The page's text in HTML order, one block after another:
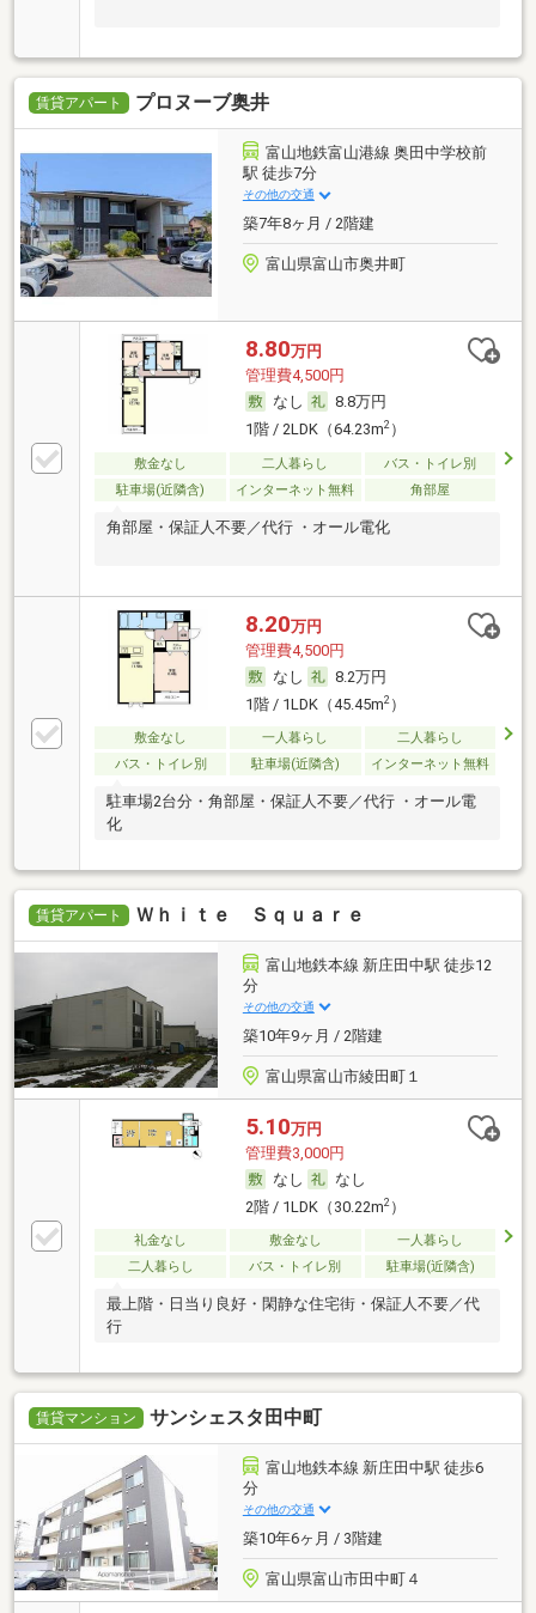
賃貸アパート プロヌーブ奥井
富山地鉄富山港線 奥田中学校前
駅 徒歩7分
その他の交通
築7年8ヶ月 / 2階建
富山県富山市奥井町
8.80万円
管理費4,500円
なし
8.8万円
1階 / 2LDK（64.23m2）
敷金なし 二人暮らし
バス・トイレ別
駐車場(近隣含)
インターネット無料 角部屋
角部屋・保証人不要／代行 ・オール電化
8.20万円
管理費4,500円
なし
8.2万円
1階 / 1LDK（45.45m2）
敷金なし 一人暮らし
二人暮らし
バス・トイレ別
駐車場(近隣含) インターネット無料
駐車場2台分・角部屋・保証人不要／代行 ・オール電
化
賃貸アパート Ｗｈｉｔｅ Ｓｑｕａｒｅ
富山地鉄本線 新庄田中駅 徒歩12
分
その他の交通
築10年9ヶ月 / 2階建
富山県富山市綾田町１
5.10万円
管理費3,000円
なし
なし
2階 / 1LDK（30.22m2）
礼金なし 敷金なし
一人暮らし
二人暮らし
バス・トイレ別 駐車場(近隣含)
最上階・日当り良好・閑静な住宅街・保証人不要／代
行
賃貸マンション サンシェスタ田中町
富山地鉄本線 新庄田中駅 徒歩6
分
その他の交通
築10年6ヶ月 / 3階建
富山県富山市田中町４